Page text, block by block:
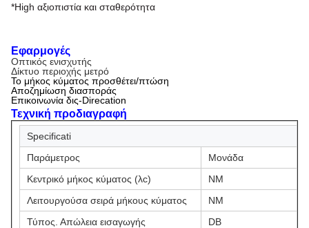
*High αξιοπιστία και σταθερότητα
Εφαρμογές
Οπτικός ενισχυτής
Δίκτυο περιοχής μετρό
Το μήκος κύματος προσθέτει/πτώση
Αποζημίωση διασποράς
Επικοινωνία δις-Direcation
Τεχνική προδιαγραφή
Specificati
Παράμετρος
Μονάδα
Κεντρικό μήκος κύματος (λc)
NM
Λειτουργούσα σειρά μήκους κύματος
NM
Τύπος. Απώλεια εισαγωγής
DB